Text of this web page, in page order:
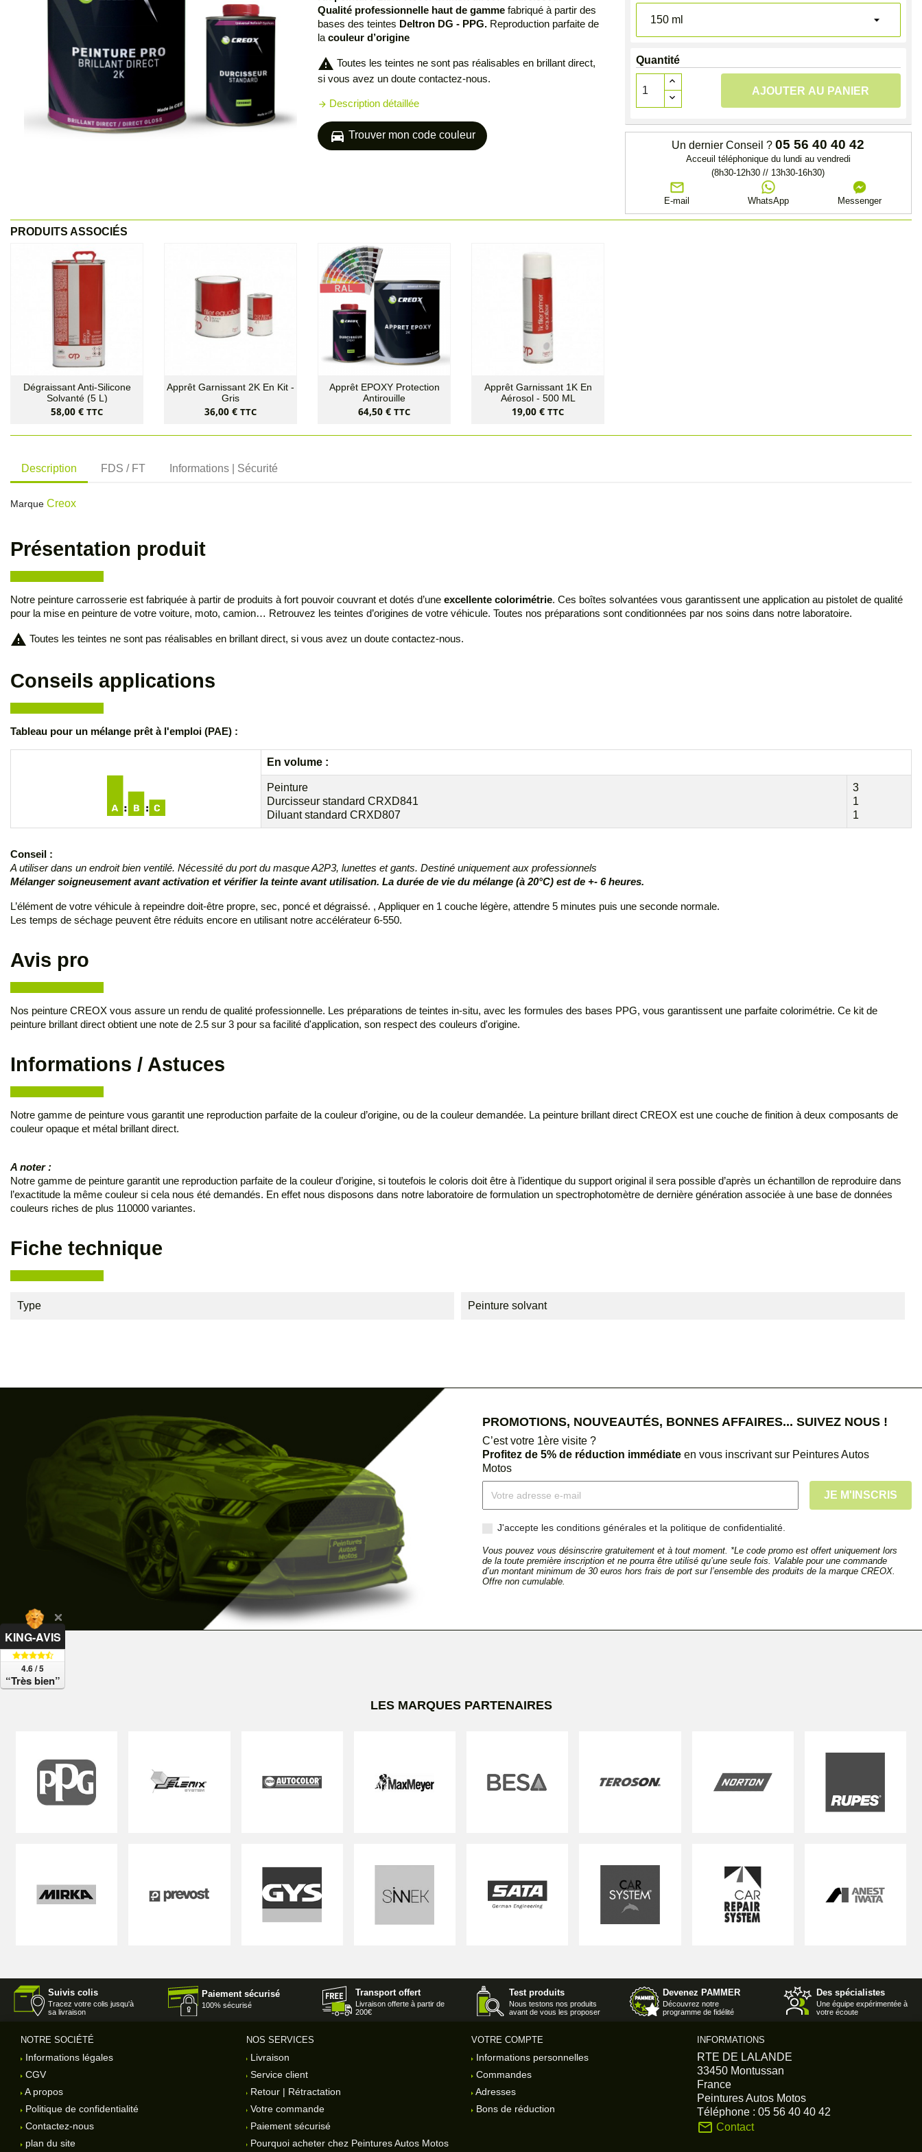
Qualité professionnelle haut de gammefabriqué à partir des
bases des teintes Deltron DG - PPG. Reproduction parfaite de
la couleur d’origine
warning Toutes les teintes ne sont pas réalisables en brillant direct,
si vous avez un doute contactez-nous.
arrow_forward Description détaillée
directions_car Trouver mon code couleur
Quantité
AJOUTER AU PANIER
Un dernier Conseil ? 05 56 40 40 42
Acceuil téléphonique du lundi au vendredi
(8h30-12h30 // 13h30-16h30)
E-mail WhatsApp Messenger
PRODUITS ASSOCIÉS
Dégraissant Anti-Silicone
Solvanté (5 L)
Prix
58,00 € TTC
Apprêt Garnissant 2K En Kit -
Gris
Prix
36,00 € TTC
Apprêt EPOXY Protection
Antirouille
Prix
64,50 € TTC
Apprêt Garnissant 1K En
Aérosol - 500 ML
Prix
19,00 € TTC
Description FDS / FT Informations | Sécurité
Marque Creox
Présentation produit
Notre peinture carrosserie est fabriquée à partir de produits à fort pouvoir couvrant et dotés d’une excellente colorimétrie. Ces boîtes solvantées vous garantissent une application au pistolet de qualité
pour la mise en peinture de votre voiture, moto, camion… Retrouvez les teintes d’origines de votre véhicule. Toutes nos préparations sont conditionnées par nos soins dans notre laboratoire.
warning Toutes les teintes ne sont pas réalisables en brillant direct, si vous avez un doute contactez-nous.
Conseils applications
Tableau pour un mélange prêt à l'emploi (PAE) :
En volume :
Peinture
Durcisseur standard CRXD841
Diluant standard CRXD807
3
1
1
Conseil :
A utiliser dans un endroit bien ventilé. Nécessité du port du masque A2P3, lunettes et gants. Destiné uniquement aux professionnels
Mélanger soigneusement avant activation et vérifier la teinte avant utilisation. La durée de vie du mélange (à 20°C) est de +- 6 heures.
L’élément de votre véhicule à repeindre doit-être propre, sec, poncé et dégraissé. , Appliquer en 1 couche légère, attendre 5 minutes puis une seconde normale.
Les temps de séchage peuvent être réduits encore en utilisant notre accélérateur 6-550.
Avis pro
Nos peinture CREOX vous assure un rendu de qualité professionnelle. Les préparations de teintes in-situ, avec les formules des bases PPG, vous garantissent une parfaite colorimétrie. Ce kit de
peinture brillant direct obtient une note de 2.5 sur 3 pour sa facilité d'application, son respect des couleurs d'origine.
Informations / Astuces
Notre gamme de peinture vous garantit une reproduction parfaite de la couleur d’origine, ou de la couleur demandée. La peinture brillant direct CREOX est une couche de finition à deux composants de
couleur opaque et métal brillant direct.
A noter :
Notre gamme de peinture garantit une reproduction parfaite de la couleur d’origine, si toutefois le coloris doit être à l’identique du support original il sera possible d’après un échantillon de reproduire dans
l’exactitude la même couleur si cela nous été demandés. En effet nous disposons dans notre laboratoire de formulation un spectrophotomètre de dernière génération associée à une base de données
couleurs riches de plus 110000 variantes.
Fiche technique
Type Peinture solvant
PROMOTIONS, NOUVEAUTÉS, BONNES AFFAIRES... SUIVEZ NOUS !
C’est votre 1ère visite ?
Profitez de 5% de réduction immédiate en vous inscrivant sur Peintures Autos
Motos
J'accepte les conditions générales et la politique de confidentialité.
Vous pouvez vous désinscrire gratuitement et à tout moment. *Le code promo est offert uniquement lors
de la toute première inscription et ne pourra être utilisé qu’une seule fois. Valable pour une commande
d’un montant minimum de 30 euros hors frais de port sur l’ensemble des produits de la marque CREOX.
Offre non cumulable.
LES MARQUES PARTENAIRES
Suivis colis
Tracez votre colis jusqu'à
sa livraison
Paiement sécurisé
100% sécurisé
Transport offert
Livraison offerte à partir de
200€
Test produits
Nous testons nos produits
avant de vous les proposer
Devenez PAMMER
Découvrez notre
programme de fidélité
Des spécialistes
Une équipe expérimentée à
votre écoute
NOTRE SOCIÉTÉ
Informations légales
CGV
A propos
Politique de confidentialité
Contactez-nous
plan du site
NOS SERVICES
Livraison
Service client
Retour | Rétractation
Votre commande
Paiement sécurisé
Pourquoi acheter chez Peintures Autos Motos
VOTRE COMPTE
Informations personnelles
Commandes
Adresses
Bons de réduction
INFORMATIONS
RTE DE LALANDE
33450 Montussan
France
Peintures Autos Motos
Téléphone : 05 56 40 40 42
mail_outline Contact
KING-AVIS
4.6 / 5
“Très bien”